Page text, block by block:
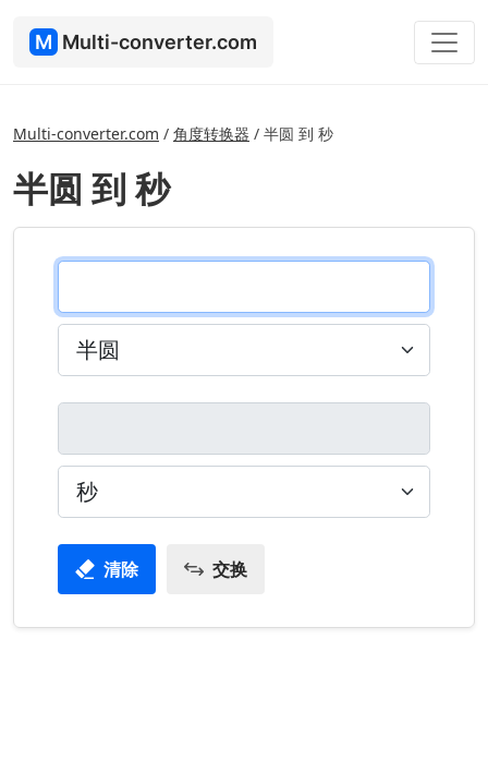
M Multi-converter.com
Multi-converter.com / 角度转换器 / 半圆 到 秒
半圆 到 秒
清除 交换